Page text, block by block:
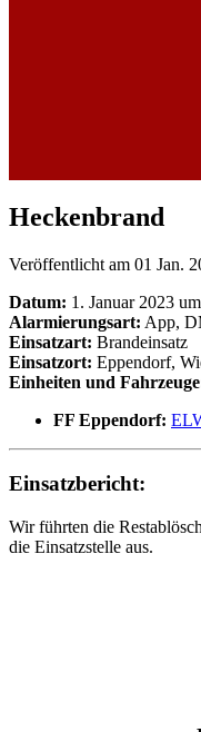
Heckenbrand
Veröffentlicht am 01 Jan.
Datum: 1. Januar 2023
Alarmierungsart: App,
Einsatzart: Brandeinsatz
Einsatzort: Eppendorf,
Einheiten und
FF Eppendorf:
Einsatzbericht:
Wir führten die
die Einsatzstelle aus.